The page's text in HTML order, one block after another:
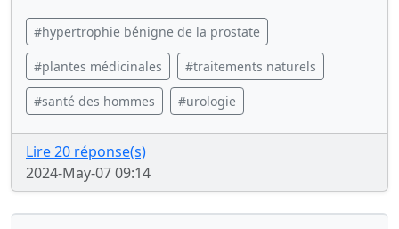
#hypertrophie bénigne de la prostate
#plantes médicinales #traitements naturels
#santé des hommes #urologie
Lire 20 réponse(s)
2024-May-07 09:14